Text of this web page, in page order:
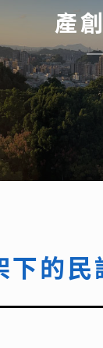
專利搜尋
專家媒合
計畫徵求
產
下的